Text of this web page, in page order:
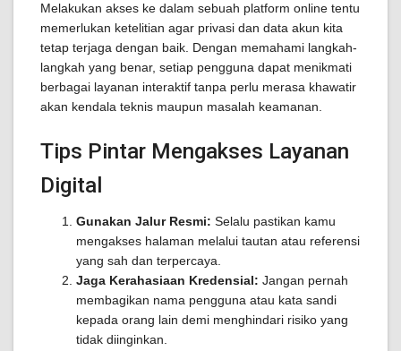
Melakukan akses ke dalam sebuah platform online tentu
memerlukan ketelitian agar privasi dan data akun kita
tetap terjaga dengan baik. Dengan memahami langkah-
langkah yang benar, setiap pengguna dapat menikmati
berbagai layanan interaktif tanpa perlu merasa khawatir
akan kendala teknis maupun masalah keamanan.
Tips Pintar Mengakses Layanan
Digital
Gunakan Jalur Resmi: Selalu pastikan kamu
mengakses halaman melalui tautan atau referensi
yang sah dan terpercaya.
Jaga Kerahasiaan Kredensial: Jangan pernah
membagikan nama pengguna atau kata sandi
kepada orang lain demi menghindari risiko yang
tidak diinginkan.